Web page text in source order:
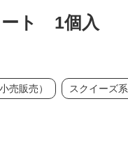
ート 1個入
売販売） スクイーズ系